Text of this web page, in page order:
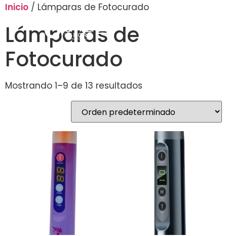
Inicio / Lámparas de Fotocurado
Lámparas de
Fotocurado
Mostrando 1–9 de 13 resultados